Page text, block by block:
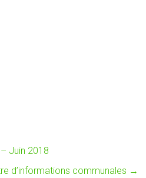
Juin 2018
d’informations communales →